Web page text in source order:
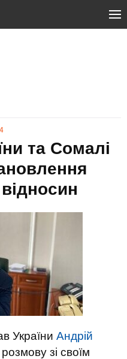
та Сомалі
України Андрій
зі своїм